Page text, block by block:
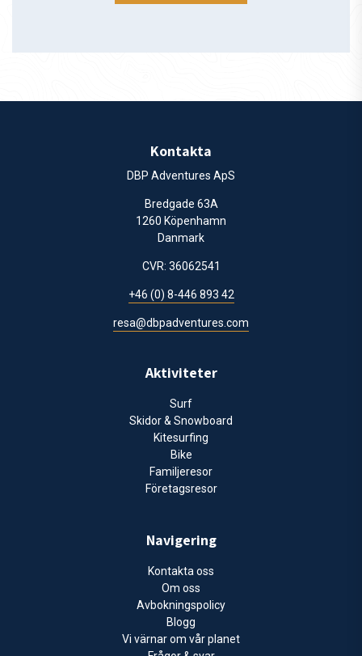
Kontakta
DBP Adventures ApS
Bredgade 63A
1260 Köpenhamn
Danmark
CVR: 36062541
+46 (0) 8-446 893 42
resa@dbpadventures.com
Aktiviteter
Surf
Skidor & Snowboard
Kitesurfing
Bike
Familjeresor
Företagsresor
Navigering
Kontakta oss
Om oss
Avbokningspolicy
Blogg
Vi värnar om vår planet